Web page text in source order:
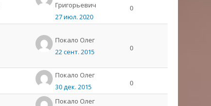
Григорьевич
27 июл. 2020
0
Пoкaлo Олeг
22 сент. 2015
0
Пoкaлo Олeг
30 дек. 2015
0
Покало Олег